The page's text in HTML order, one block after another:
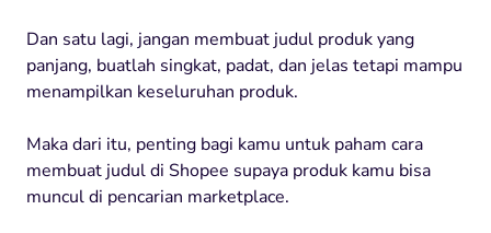
Dan satu lagi, jangan membuat judul produk yang
panjang, buatlah singkat, padat, dan jelas tetapi mampu
menampilkan keseluruhan produk.
Maka dari itu, penting bagi kamu untuk paham cara
membuat judul di Shopee supaya produk kamu bisa
muncul di pencarian marketplace.